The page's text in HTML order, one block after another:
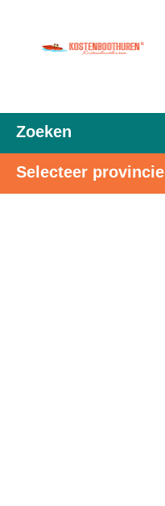
Zoeken
Selecteer provincie